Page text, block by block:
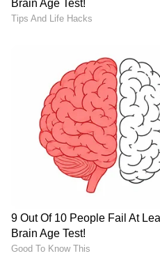
വിദേശ സംഭാവന
പൊലീസ് കോടതിയിൽ
രാഹുൽ ഗാന്ധി
തമിഴ്നാട്ടിലെ
ക്ഷേത്രങ്ങളിൽ വിഐപി
ദർശനത്തിന് നിയന്ത്രണം,
ഫോണിനും നിരോധനം
LATEST VIDEOS
ജലനിരപ്പ്
ഒഴിയാതെ
ഇറങ്ങാൻ ഇനിയും